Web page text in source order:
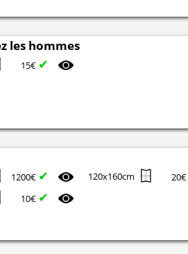
les hommes
15€ ✔
1200€ ✔ 120x160cm 20€
10€ ✔